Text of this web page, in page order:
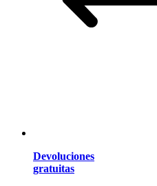
Devoluciones
gratuitas